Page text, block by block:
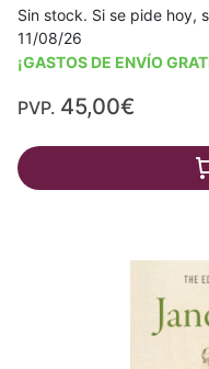
Sin stock. Si se pide hoy,
11/08/26
¡GASTOS DE ENVÍO
PVP. 45,00€